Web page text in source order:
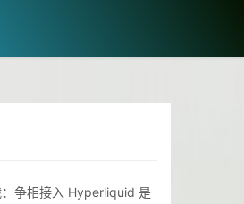
争相接入 Hyperliquid 是